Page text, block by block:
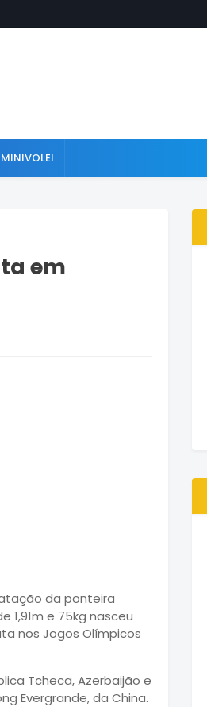
em
da ponteira
1,91m e 75kg nasceu
nos Jogos Olímpicos
Tcheca, Azerbaijão e
Evergrande, da China.